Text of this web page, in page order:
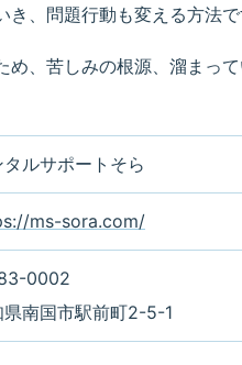
、問題行動も変える方法で
、苦しみの根源、溜まっ
タルサポートそら
ms-sora.com/
0002
県南国市駅前町2-5-1